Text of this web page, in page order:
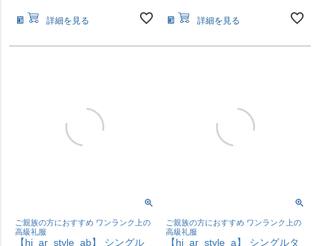
詳細を見る 詳細を見る
ご親族の方におすすめ ワンランク上の
高級礼服
【hi_ar_style_ab】 シングル
ご親族の方におすすめ ワンランク上の
高級礼服
【hi_ar_style_a】 シングルタ